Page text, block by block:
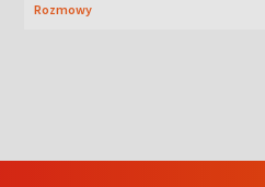
Rozmowy